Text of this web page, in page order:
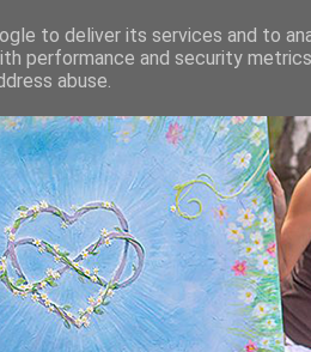
to deliver its services and to
performance and security
abuse.